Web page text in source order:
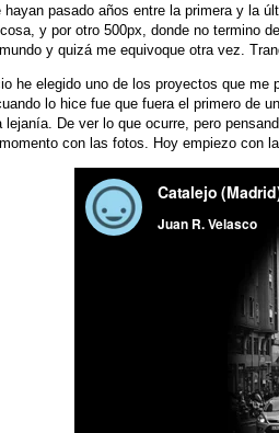
hayan pasado años entre la primera y la
y por otro 500px, donde no termino
y quizá me equivoque otra vez.
he elegido uno de los proyectos que
lo hice fue que fuera el primero de
lejanía. De ver lo que ocurre, pero
con las fotos. Hoy empiezo con